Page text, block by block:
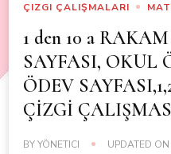
ÇIZGI ÇALIŞMALARI
1 den 10 a
SAYFASI, OKUL
ÖDEV
ÇİZGİ
BYYÖNETICI UPDATED ON